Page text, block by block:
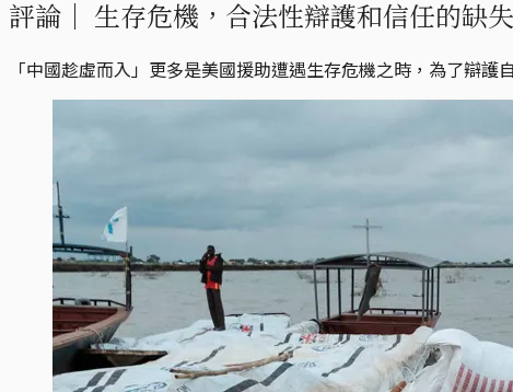
評論｜ 生存危機，合法性辯護和信任的缺
「中國趁虛而入」更多是美國援助遭遇生存危機之時，為了辯護